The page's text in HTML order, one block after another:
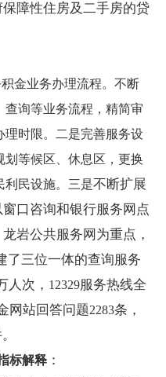
障性住房及二手房的贷
金业务办理流程。不断
询等业务流程，精简审
时限。二是完善服务设
等候区、休息区，更换
利民设施。三是不断扩展
口咨询和银行服务网点
岩公共服务网为重点，
了三位一体的查询服务
人次， 12329服务热线全
网站回答问题2283条，
标解释 ：